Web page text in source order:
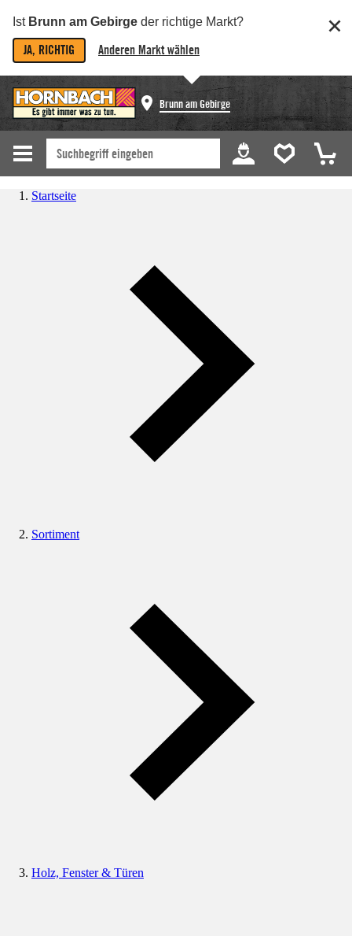
Ist Brunn am Gebirge der richtige Markt?
JA, RICHTIG Anderen Markt wählen
Brunn am Gebirge
Startseite
Sortiment
Holz, Fenster & Türen